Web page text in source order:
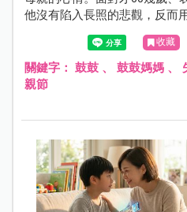
他沒有陷入長照的悲觀，反而
收藏
關鍵字： 鼓鼓、 鼓鼓媽媽、
親節